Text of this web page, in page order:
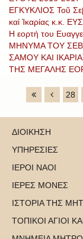
ΕΓΚΥΚΛΙΟΣ Τοῦ
καί Ἰκαρίας κ.κ.
Η εορτή του
ΜΗΝΥΜΑ ΤΟΥ
ΣΑΜΟΥ ΚΑΙ
ΤΗΣ ΜΕΓΑΛΗΣ
28
ΔΙΟΙΚΗΣΗ
ΥΠΗΡΕΣΙΕΣ
ΙΕΡΟΙ ΝΑΟΙ
ΙΕΡΕΣ ΜΟΝΕΣ
ΙΣΤΟΡΙΑ ΤΗΣ
ΤΟΠΙΚΟΙ ΑΓΙΟΙ